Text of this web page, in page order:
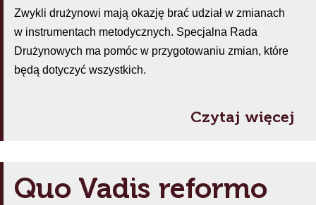
Zwykli drużynowi mają okazję brać udział w zmianach
w instrumentach metodycznych. Specjalna Rada
Drużynowych ma pomóc w przygotowaniu zmian, które
będą dotyczyć wszystkich.
Czytaj więcej
Quo Vadis reformo